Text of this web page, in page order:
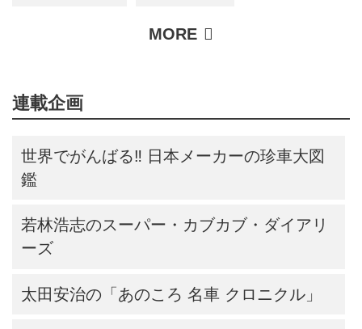
連載企画
世界でがんばる‼ 日本メーカーの珍車大図
鑑
若林浩志のスーパー・カブカブ・ダイアリ
ーズ
太田安治の「あのころ 名車 クロニクル」